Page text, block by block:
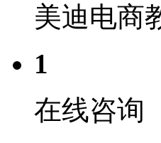
美迪电商
1
在线咨询